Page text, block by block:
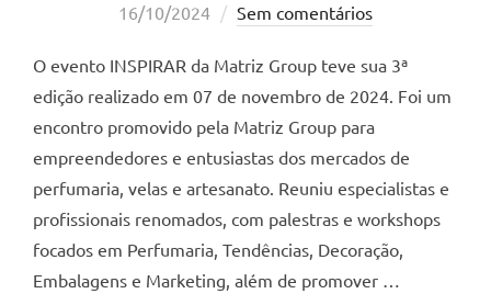
16/10/2024 Sem comentários
O evento INSPIRAR da Matriz Group teve sua 3ª
edição realizado em 07 de novembro de 2024. Foi um
encontro promovido pela Matriz Group para
empreendedores e entusiastas dos mercados de
perfumaria, velas e artesanato. Reuniu especialistas e
profissionais renomados, com palestras e workshops
focados em Perfumaria, Tendências, Decoração,
Embalagens e Marketing, além de promover …